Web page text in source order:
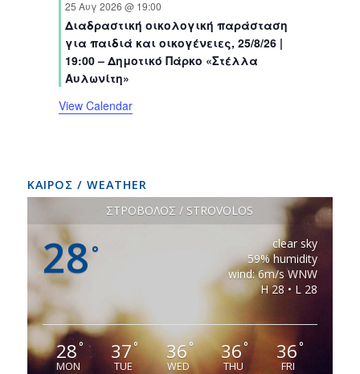
sssss
nn
t
s
n
t
s
n
t
s
n
t
s
n
t
s
n
t
s
25 Αυγ 2026 @ 19:00
Διαδραστική οικολογική παράσταση
για παιδιά και οικογένειες, 25/8/26 |
19:00 – Δημοτικό Πάρκο «Στέλλα
Αυλωνίτη»
View Calendar
ΚΑΙΡΟΣ / WEATHER
ΣΤΡΟΒΟΛΟΣ / STROVOLOS
28 °
clear sky
59% humidity
wind: 6m/s WNW
H 28 • L 28
28°
MON
37°
TUE
36°
WED
36°
THU
36°
FRI